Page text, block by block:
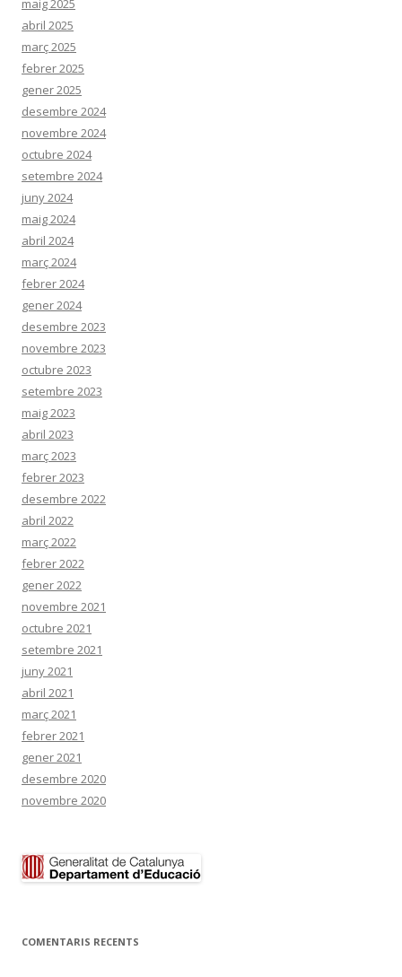
maig 2025
abril 2025
març 2025
febrer 2025
gener 2025
desembre 2024
novembre 2024
octubre 2024
setembre 2024
juny 2024
maig 2024
abril 2024
març 2024
febrer 2024
gener 2024
desembre 2023
novembre 2023
octubre 2023
setembre 2023
maig 2023
abril 2023
març 2023
febrer 2023
desembre 2022
abril 2022
març 2022
febrer 2022
gener 2022
novembre 2021
octubre 2021
setembre 2021
juny 2021
abril 2021
març 2021
febrer 2021
gener 2021
desembre 2020
novembre 2020
COMENTARIS RECENTS